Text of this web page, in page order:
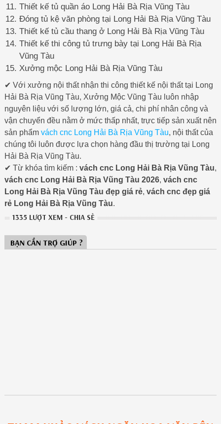
Thiết kế tủ quần áo Long Hải Bà Rịa Vũng Tàu
Đóng tủ kệ văn phòng tại Long Hải Bà Rịa Vũng Tàu
Thiết kế tủ cầu thang ở Long Hải Bà Rịa Vũng Tàu
Thiết kế thi công tủ trưng bày tại Long Hải Bà Rịa
Vũng Tàu
Xưởng mộc Long Hải Bà Rịa Vũng Tàu
✔ Với xưởng nội thất nhận thi công thiết kế nội thất tại Long
Hải Bà Rịa Vũng Tàu, Xưởng Mộc Vũng Tàu luôn nhập
nguyên liệu với số lượng lớn, giá cả, chi phí nhân công và
vận chuyển đều nằm ở mức thấp nhất, trực tiếp sản xuất nên
sản phẩm vách cnc Long Hải Bà Rịa Vũng Tàu, nội thất của
chúng tôi luôn được lựa chọn hàng đầu thị trường tại Long
Hải Bà Rịa Vũng Tàu.
✔ Từ khóa tìm kiếm : vách cnc Long Hải Bà Rịa Vũng Tàu,
vách cnc Long Hải Bà Rịa Vũng Tàu 2026, vách cnc
Long Hải Bà Rịa Vũng Tàu đẹp giá rẻ, vách cnc đẹp giá
rẻ Long Hải Bà Rịa Vũng Tàu.
1335 LƯỢT XEM - CHIA SẺ
BẠN CẦN TRỢ GIÚP ?